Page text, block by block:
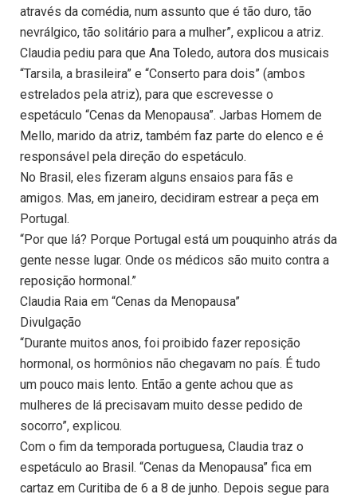
através da comédia, num assunto que é tão duro, tão
nevrálgico, tão solitário para a mulher”, explicou a atriz.
Claudia pediu para que Ana Toledo, autora dos musicais
“Tarsila, a brasileira” e “Conserto para dois” (ambos
estrelados pela atriz), para que escrevesse o
espetáculo “Cenas da Menopausa”. Jarbas Homem de
Mello, marido da atriz, também faz parte do elenco e é
responsável pela direção do espetáculo.
No Brasil, eles fizeram alguns ensaios para fãs e
amigos. Mas, em janeiro, decidiram estrear a peça em
Portugal.
“Por que lá? Porque Portugal está um pouquinho atrás da
gente nesse lugar. Onde os médicos são muito contra a
reposição hormonal.”
Claudia Raia em “Cenas da Menopausa”
Divulgação
“Durante muitos anos, foi proibido fazer reposição
hormonal, os hormônios não chegavam no país. É tudo
um pouco mais lento. Então a gente achou que as
mulheres de lá precisavam muito desse pedido de
socorro”, explicou.
Com o fim da temporada portuguesa, Claudia traz o
espetáculo ao Brasil. “Cenas da Menopausa” fica em
cartaz em Curitiba de 6 a 8 de junho. Depois segue para